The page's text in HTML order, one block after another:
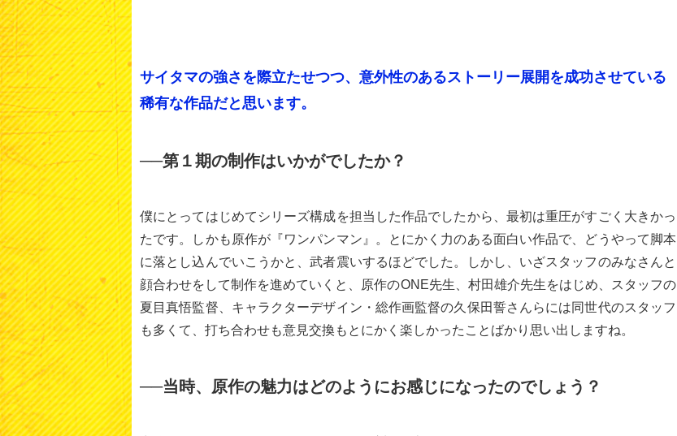
サイタマの強さを際立たせつつ、意外性のあるストーリー展開を成功させている
稀有な作品だと思います。
──第１期の制作はいかがでしたか？
僕にとってはじめてシリーズ構成を担当した作品でしたから、最初は重圧がすごく大きかっ
たです。しかも原作が『ワンパンマン』。とにかく力のある面白い作品で、どうやって脚本
に落とし込んでいこうかと、武者震いするほどでした。しかし、いざスタッフのみなさんと
顔合わせをして制作を進めていくと、原作のONE先生、村田雄介先生をはじめ、スタッフの
夏目真悟監督、キャラクターデザイン・総作画監督の久保田誓さんらには同世代のスタッフ
も多くて、打ち合わせも意見交換もとにかく楽しかったことばかり思い出しますね。
──当時、原作の魅力はどのようにお感じになったのでしょう？